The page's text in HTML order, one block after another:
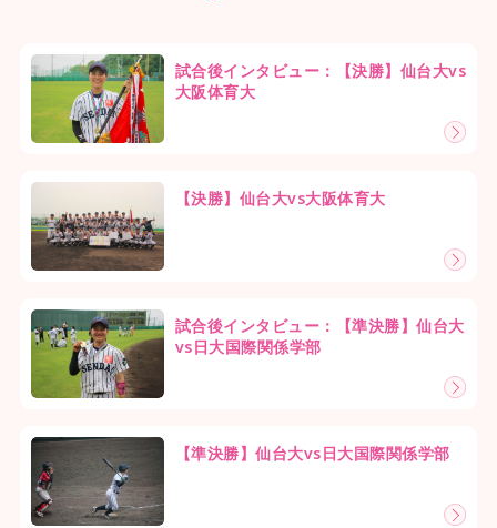
試合後インタビュー：【決勝】仙台大vs
大阪体育大
【決勝】仙台大vs大阪体育大
試合後インタビュー：【準決勝】仙台大
vs日大国際関係学部
【準決勝】仙台大vs日大国際関係学部